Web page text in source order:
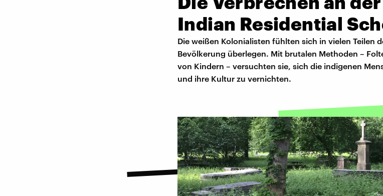
Indian Residential
Die weißen Kolonialisten fühlten sich in vielen Teilen
Bevölkerung überlegen. Mit brutalen Methoden –
von Kindern – versuchten sie, sich die indigenen
und ihre Kultur zu vernichten.